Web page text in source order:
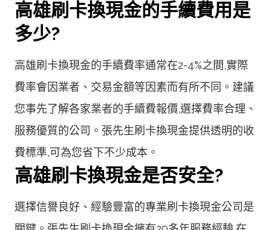
高雄刷卡換現金的手續費用是
多少?
高雄刷卡換現金的手續費率通常在2-4%之間,實際
費率會因業者、交易金額等因素而有所不同。建議
您事先了解各家業者的手續費報價,選擇費率合理、
服務優質的公司。張先生刷卡換現金提供透明的收
費標準,可為您省下不少成本。
高雄刷卡換現金是否安全?
選擇信譽良好、經驗豐富的專業刷卡換現金公司是